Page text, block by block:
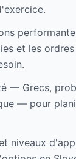
et les
— Grecs,
— pour
niveaux